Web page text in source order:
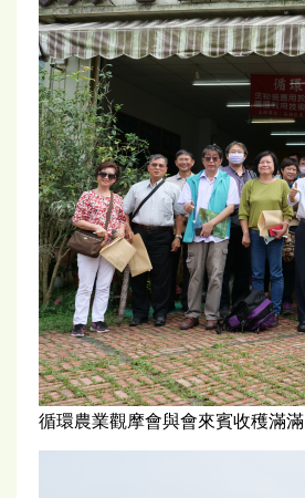
循環農業觀摩會與會來賓收穫滿滿